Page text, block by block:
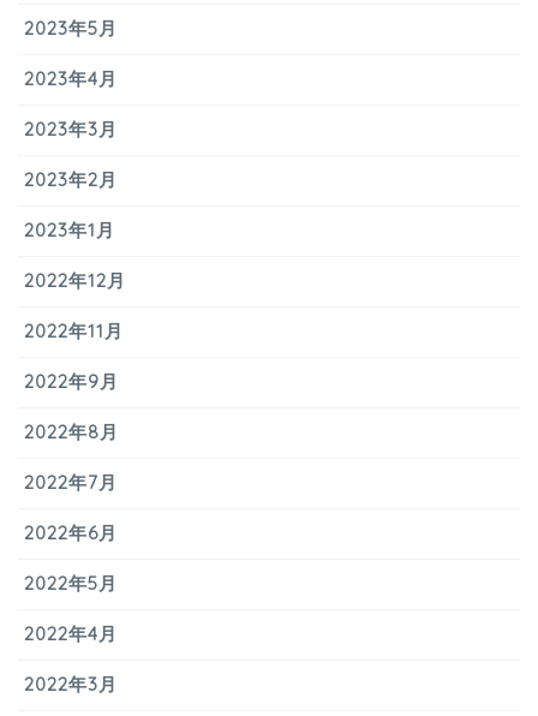
2023年5月
2023年4月
2023年3月
2023年2月
2023年1月
2022年12月
2022年11月
2022年9月
2022年8月
2022年7月
2022年6月
2022年5月
2022年4月
2022年3月